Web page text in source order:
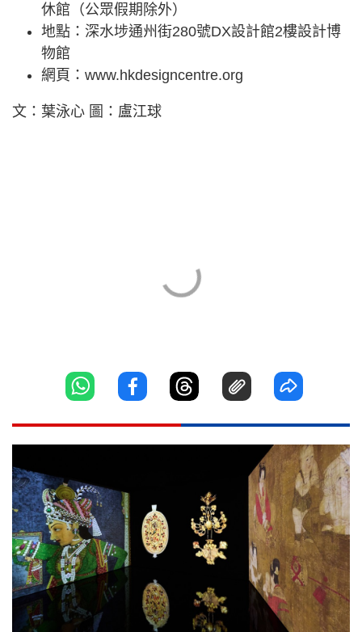
休館（公眾假期除外）
地點：深水埗通州街280號DX設計館2樓設計博
物館
網頁：www.hkdesigncentre.org
文：葉泳心 圖：盧江球